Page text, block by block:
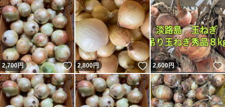
2,700円 いいね！
2,800円 いいね！
2,600円